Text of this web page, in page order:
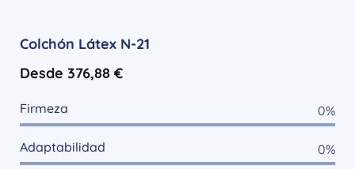
Colchón Látex N-21
Desde 376,88 €
Firmeza 0%
Adaptabilidad 0%